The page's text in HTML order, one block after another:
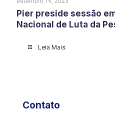
Pier preside sessão
Nacional de Luta da
Leia Mais
Contato